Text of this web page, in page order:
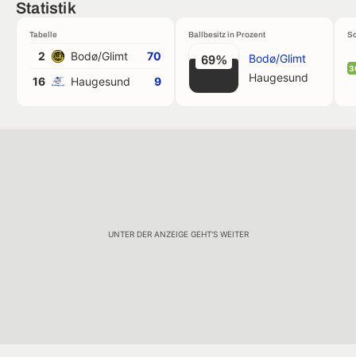
Statistik
Tabelle
2 Bodø/Glimt
70
16
Haugesund 9
Ballbesitz in Prozent
69%
Bodø/Glimt
Haugesund
UNTER DER ANZEIGE GEHT'S WEITER